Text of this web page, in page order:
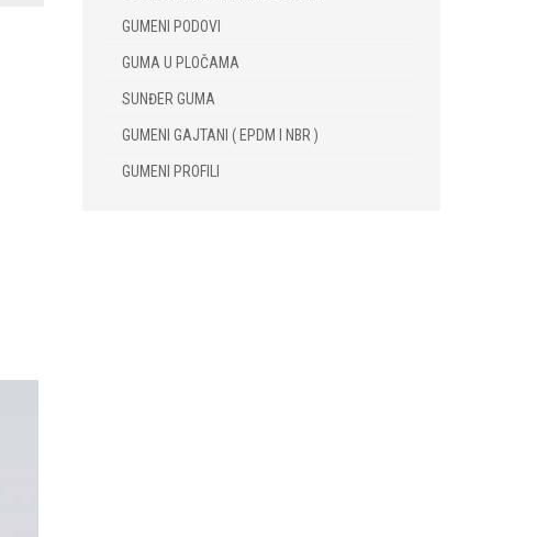
GUMENI PODOVI
GUMA U PLOČAMA
SUNĐER GUMA
GUMENI GAJTANI ( EPDM I NBR )
GUMENI PROFILI